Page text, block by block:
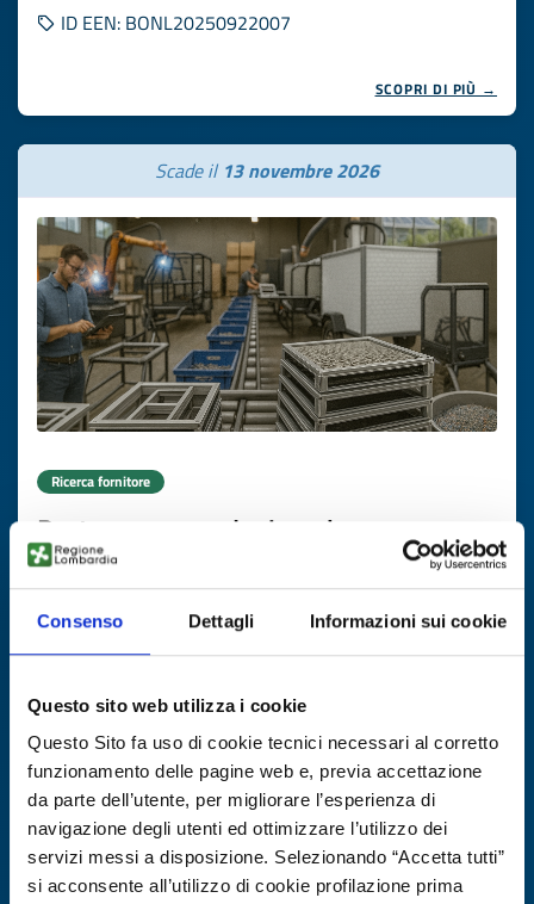
Consenso Dettagli Informazioni sui cookie
Questo sito web utilizza i cookie
Questo Sito fa uso di cookie tecnici necessari al corretto
funzionamento delle pagine web e, previa accettazione
da parte dell’utente, per migliorare l’esperienza di
navigazione degli utenti ed ottimizzare l’utilizzo dei
servizi messi a disposizione. Selezionando “Accetta tutti”
si acconsente all’utilizzo di cookie profilazione prima
ID EEN: BONL20250922007
SCOPRI DI PIÙ →
Scade il 13 novembre 2026
Ricerca fornitore
Partner per produzione box per
rimorchi logistici leggeri
ID EEN: BRDE20250808016
Scade il13 novembre 2026